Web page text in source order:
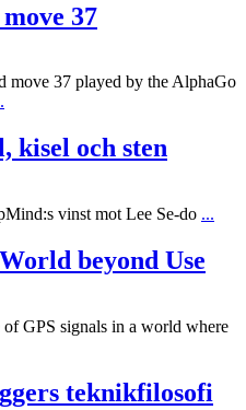
37
move 37 played by the AlphaGo
kisel och sten
vinst mot Lee Se-do ...
beyond Use
GPS signals in a world where
teknikfilosofi